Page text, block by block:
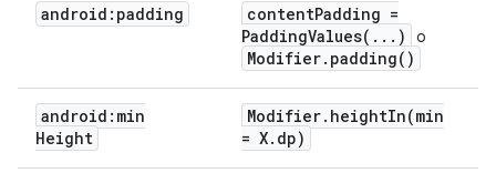
android:padding contentPadding =
PaddingValues( . . . ) o
Modifier. padding( )
android:min
Height
Modifier. heightIn(min
= X. dp)